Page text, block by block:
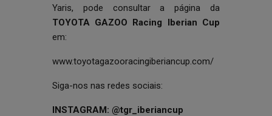
Yaris, pode consultar a página da
TOYOTA GAZOO Racing Iberian Cup
em:
www.toyotagazooracingiberiancup.com/
Siga-nos nas redes sociais:
INSTAGRAM: @tgr_iberiancup